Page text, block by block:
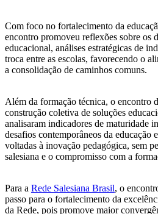
Com foco no fortalecimento da
encontro promoveu reflexões sobre os
educacional, análises estratégicas de
troca entre as escolas, favorecendo o
a consolidação de caminhos comuns.
Além da formação técnica, o encontro
construção coletiva de soluções
analisaram indicadores de maturidade
desafios contemporâneos da educação
voltadas à inovação pedagógica, sem
salesiana e o compromisso com a
Para a Rede Salesiana Brasil, o
passo para o fortalecimento da
da Rede, pois promove maior